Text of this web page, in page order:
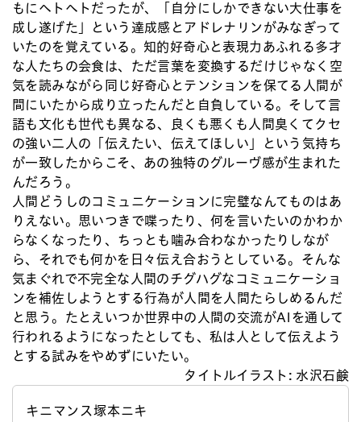
もにヘトヘトだったが、「自分にしかできない大仕事を
成し遂げた」という達成感とアドレナリンがみなぎって
いたのを覚えている。知的好奇心と表現力あふれる多才
な人たちの会食は、ただ言葉を変換するだけじゃなく空
気を読みながら同じ好奇心とテンションを保てる人間が
間にいたから成り立ったんだと自負している。そして言
語も文化も世代も異なる、良くも悪くも人間臭くてクセ
の強い二人の「伝えたい、伝えてほしい」という気持ち
が一致したからこそ、あの独特のグルーヴ感が生まれた
んだろう。
人間どうしのコミュニケーションに完璧なんてものはあ
りえない。思いつきで喋ったり、何を言いたいのかわか
らなくなったり、ちっとも噛み合わなかったりしなが
ら、それでも何かを日々伝え合おうとしている。そんな
気まぐれで不完全な人間のチグハグなコミュニケーショ
ンを補佐しようとする行為が人間を人間たらしめるんだ
と思う。たとえいつか世界中の人間の交流がAIを通して
行われるようになったとしても、私は人として伝えよう
とする試みをやめずにいたい。
タイトルイラスト: 水沢石鹸
キニマンス塚本ニキ